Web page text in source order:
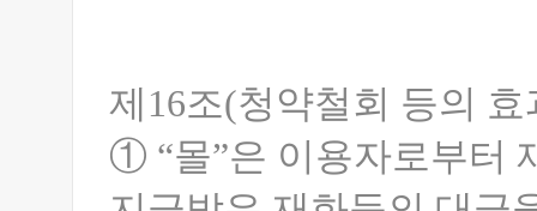
제16조(청약철회 등의 효
① “몰”은 이용자로부터